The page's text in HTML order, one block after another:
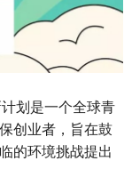
划是一个全球青
创业者，旨在鼓
的环境挑战提出